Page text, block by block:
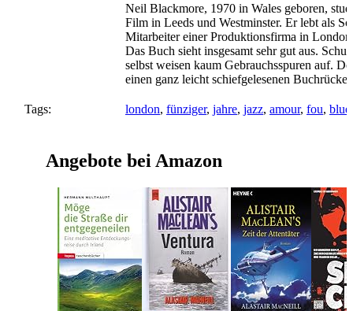
Neil Blackmore, 1970 in Wales geboren,
Film in Leeds und Westminster. Er lebt als
Mitarbeiter einer Produktionsfirma in
Das Buch sieht insgesamt sehr gut aus.
selbst weisen kaum Gebrauchsspuren auf.
einen ganz leicht schiefgelesenen
Tags: london, fünziger, jahre, jazz, amour, fou,
Angebote bei Amazon